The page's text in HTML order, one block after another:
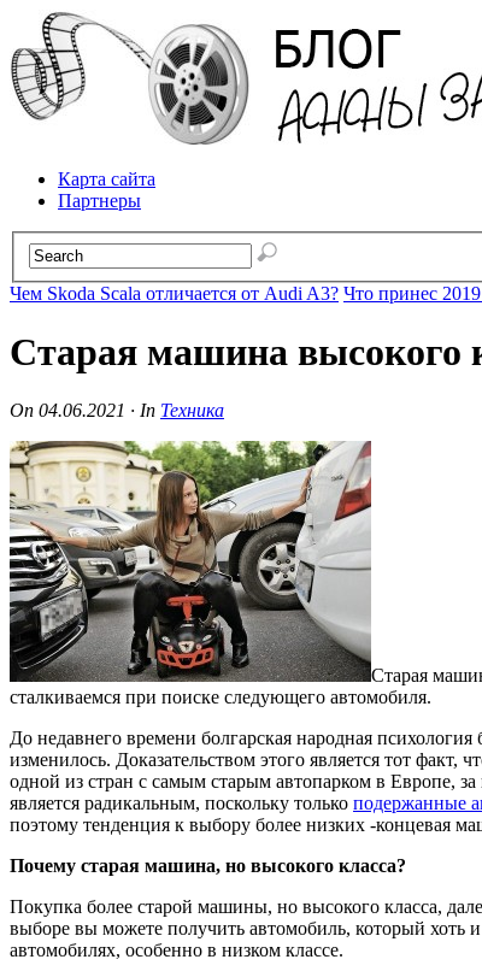
Карта сайта
Партнеры
Чем Skoda Scala отличается от Audi A3? Что принес
Старая машина высокого
On 04.06.2021 · In Техника
Старая
сталкиваемся при поиске следующего автомобиля.
До недавнего времени болгарская народная
изменилось. Доказательством этого является тот
одной из стран с самым старым автопарком в Европе,
является радикальным, поскольку только подержанные
поэтому тенденция к выбору более низких -концевая
Почему старая машина, но высокого класса?
Покупка более старой машины, но высокого класса,
выборе вы можете получить автомобиль, который хоть
автомобилях, особенно в низком классе.